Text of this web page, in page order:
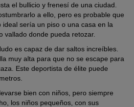
el bullicio y frenesí de una ciudad.
a ello, pero es probable que
ideal sería un piso o una casa en la
vallado donde pueda retozar.
es capaz de dar saltos increíbles.
muy alta para que no se escape para
Este deportista de élite puede
bien con niños, pero siempre
los niños pequeños, con sus